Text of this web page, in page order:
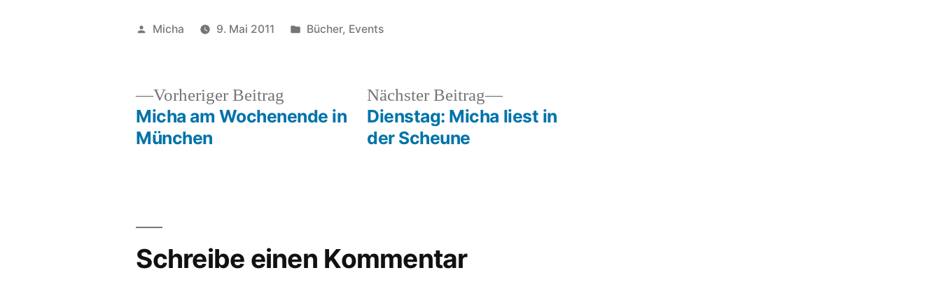
Veröffentlicht
Micha 9. Mai 2011
Veröffentlicht
Bücher, Events
Beitragsnavigation
Vorheriger Beitrag
Beitrag:
Micha am Wochenende in
München
Nächster Beitrag
Nächster
Beitrag:
Dienstag: Micha liest in
der Scheune
Schreibe einen Kommentar